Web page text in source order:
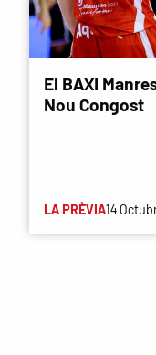
El BAXI
Nou Congost
LA PRÈVIA14